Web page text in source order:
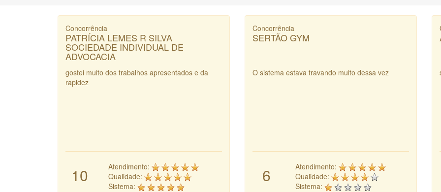
Concorrência
PATRÍCIA LEMES R SILVA
SOCIEDADE INDIVIDUAL DE
ADVOCACIA
gostei muito dos trabalhos apresentados e da
rapidez
10
Atendimento:
Qualidade:
Sistema:
Concorrência
SERTÃO GYM
O sistema estava travando muito dessa vez
6
Atendimento:
Qualidade:
Sistema: